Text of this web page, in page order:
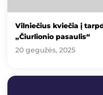
Vilniečius kviečia į
„Čiurlionio pasaulis“
20 gegužės, 2025